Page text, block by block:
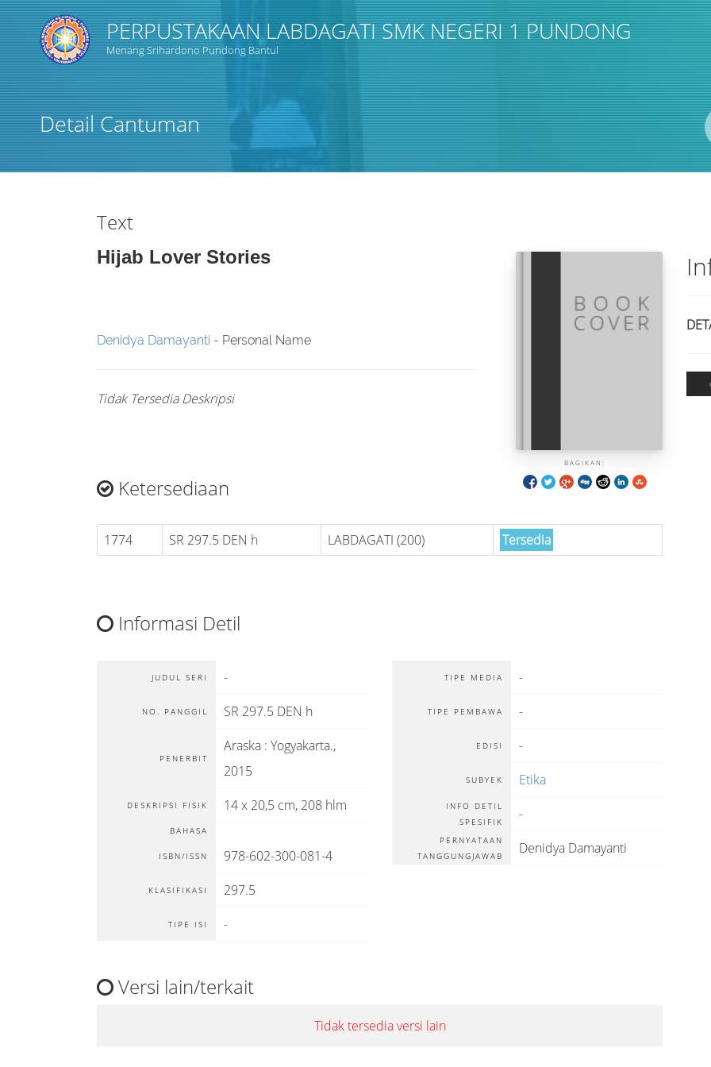
PERPUSTAKAAN LABDAGATI SMK NEGERI 1 PUNDONG
Menang Srihardono Pundong Bantul
Detail Cantuman
Text
Hijab Lover Stories
BAGIKAN:
Denidya Damayanti - Personal Name
Tidak Tersedia Deskripsi
Ketersediaan
1774 SR 297.5 DEN h LABDAGATI (200) Tersedia
Informasi Detil
JUDUL SERI -
NO. PANGGIL SR 297.5 DEN h
PENERBIT
Araska : Yogyakarta.,
2015
DESKRIPSI FISIK 14 x 20,5 cm, 208 hlm
BAHASA
ISBN/ISSN 978-602-300-081-4
KLASIFIKASI 297.5
TIPE ISI -
TIPE MEDIA -
TIPE PEMBAWA -
EDISI -
SUBYEK Etika
INFO DETIL
SPESIFIK
-
PERNYATAAN
TANGGUNGJAWAB
Denidya Damayanti
Versi lain/terkait
Tidak tersedia versi lain
Pengarang
Subyek ISBN/ISSN